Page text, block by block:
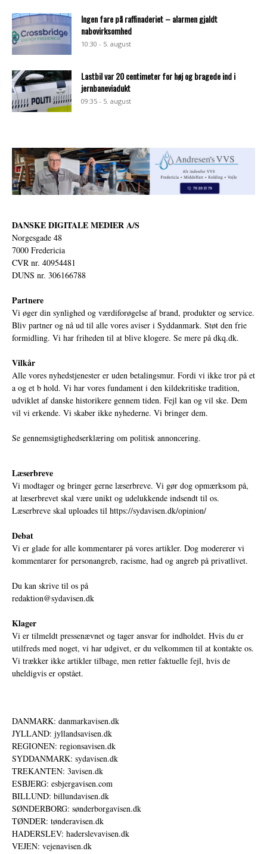
Ingen fare på raffinaderiet – alarmen gjaldt
nabovirksomhed
10:30 - 5. august
Lastbil var 20 centimeter for høj og bragede ind i
jernbaneviadukt
09:35 - 5. august
DANSKE DIGITALE MEDIER A/S
Norgesgade 48
7000 Fredericia
CVR nr. 40954481
DUNS nr. 306166788
Partnere
Vi øger din synlighed og værdiforøgelse af brand, produkter og service.
Bliv partner og nå ud til alle vores aviser i Syddanmark. Støt den frie
formidling. Vi har friheden til at blive klogere. Se mere på dkq.dk.
Vilkår
Alle vores nyhedstjenester er uden betalingsmur. Fordi vi ikke tror på et
a og et b hold. Vi har vores fundament i den kildekritiske tradition,
udviklet af danske historikere gennem tiden. Fejl kan og vil ske. Dem
vil vi erkende. Vi skaber ikke nyhederne. Vi bringer dem.
Se gennemsigtighedserklæring om politisk annoncering.
Læserbreve
Vi modtager og bringer gerne læserbreve. Vi gør dog opmærksom på,
at læserbrevet skal være unikt og udelukkende indsendt til os.
Læserbreve skal uploades til https://sydavisen.dk/opinion/
Debat
Vi er glade for alle kommentarer på vores artikler. Dog modererer vi
kommentarer for personangreb, racisme, had og angreb på privatlivet.
Du kan skrive til os på
redaktion@sydavisen.dk
Klager
Vi er tilmeldt pressenævnet og tager ansvar for indholdet. Hvis du er
utilfreds med noget, vi har udgivet, er du velkommen til at kontakte os.
Vi trækker ikke artikler tilbage, men retter faktuelle fejl, hvis de
uheldigvis er opstået.
DANMARK: danmarkavisen.dk
JYLLAND: jyllandsavisen.dk
REGIONEN: regionsavisen.dk
SYDDANMARK: sydavisen.dk
TREKANTEN: 3avisen.dk
ESBJERG: esbjergavisen.com
BILLUND: billundavisen.dk
SØNDERBORG: sønderborgavisen.dk
TØNDER: tønderavisen.dk
HADERSLEV: haderslevavisen.dk
VEJEN: vejenavisen.dk